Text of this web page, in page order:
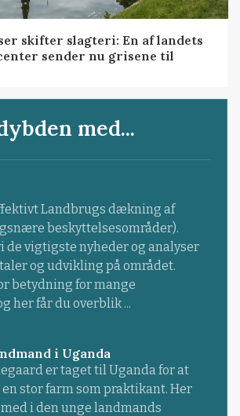
skifter slagteri: En af landets
sender nu grisene til
med...
Landbrugs dækning af
beskyttelsesområder).
de vigtigste nyheder og analyser
og udvikling på området.
betydning for mange
her får du overblik ...
i Uganda
er taget til Uganda for at
stor farm som praktikant. Her
i den unge landmands